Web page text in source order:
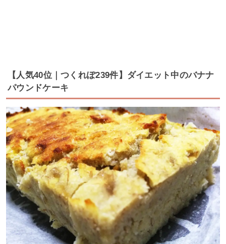
【人気40位｜つくれぽ239件】ダイエット中のバナナ
パウンドケーキ